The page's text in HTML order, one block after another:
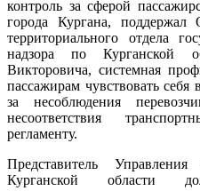
контроль за сферой
города Кургана, поддержал
территориального отдела
надзора по Курганской
Викторовича, системная
пассажирам чувствовать себя
за несоблюдения
несоответствия
регламенту.
Представитель
Курганской области